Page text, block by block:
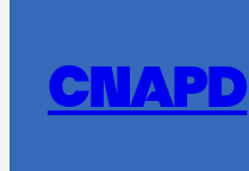
CNAPD